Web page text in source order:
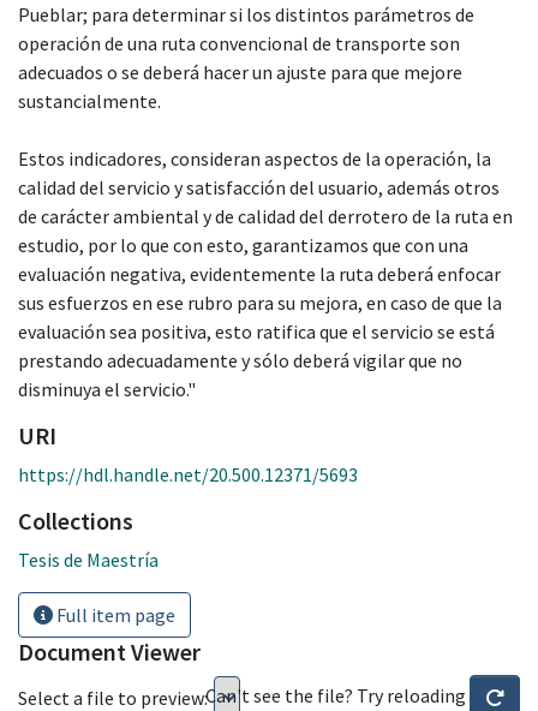
Pueblar; para determinar si los distintos parámetros de
operación de una ruta convencional de transporte son
adecuados o se deberá hacer un ajuste para que mejore
sustancialmente.
Estos indicadores, consideran aspectos de la operación, la
calidad del servicio y satisfacción del usuario, además otros
de carácter ambiental y de calidad del derrotero de la ruta en
estudio, por lo que con esto, garantizamos que con una
evaluación negativa, evidentemente la ruta deberá enfocar
sus esfuerzos en ese rubro para su mejora, en caso de que la
evaluación sea positiva, esto ratifica que el servicio se está
prestando adecuadamente y sólo deberá vigilar que no
disminuya el servicio."
URI
https://hdl.handle.net/20.500.12371/5693
Collections
Tesis de Maestría
Full item page
Document Viewer
Select a file to preview:Can't see the file? Try reloading